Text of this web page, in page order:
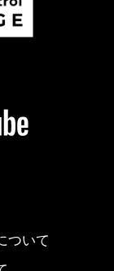
ついて